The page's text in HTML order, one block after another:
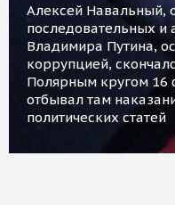
Алексей Навальный,
последовательных и
Владимира Путина,
коррупцией,
Полярным кругом 16
отбывал там
политических статей